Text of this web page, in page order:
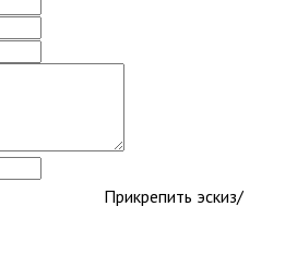
Прикрепить эскиз/